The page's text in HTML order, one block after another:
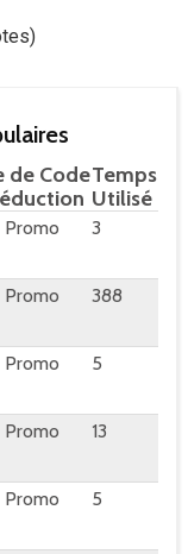
de CodeTemps
Utilisé
Promo 3
Promo 388
Promo 5
Promo 13
Promo 5